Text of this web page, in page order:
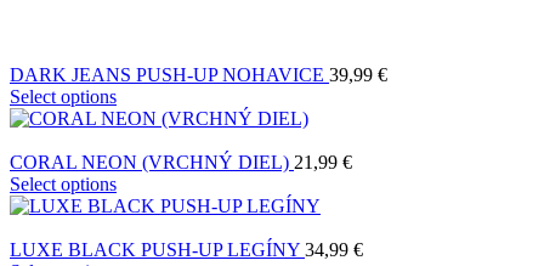
DARK JEANS PUSH-UP NOHAVICE 39,99 €
Select options
CORAL NEON (VRCHNÝ DIEL) 21,99 €
Select options
LUXE BLACK PUSH-UP LEGÍNY 34,99 €